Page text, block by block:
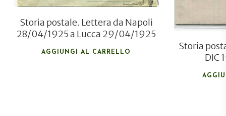
Storia postale. Lettera da Napoli
28/04/1925 a Lucca 29/04/1925
AGGIUNGI AL CARRELLO
Storia
DIC